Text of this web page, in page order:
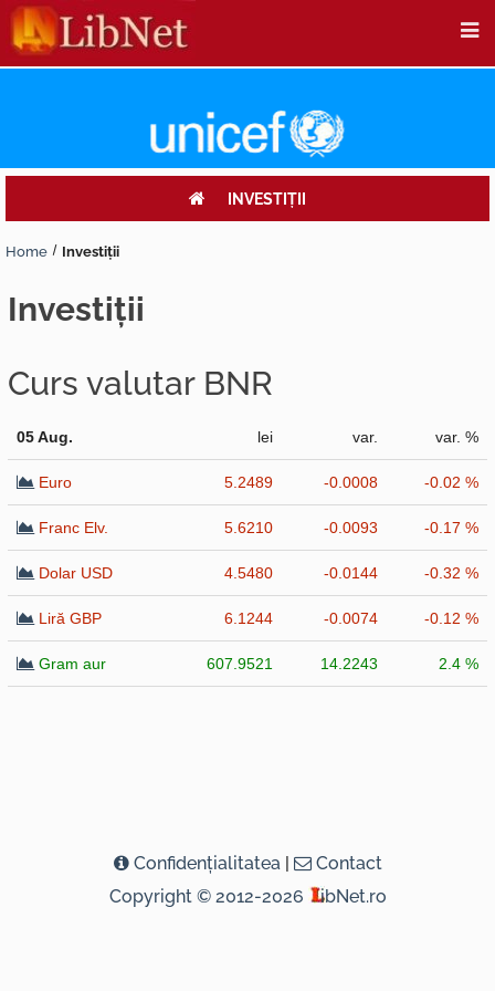
INVESTIŢII
Home Investiţii
investiţii
Curs valutar BNR
05 Aug. lei var. var. %
Euro 5.2489 -0.0008 -0.02 %
Franc Elv. 5.6210 -0.0093 -0.17 %
Dolar USD 4.5480 -0.0144 -0.32 %
Liră GBP 6.1244 -0.0074 -0.12 %
Gram aur 607.9521 14.2243 2.4 %
Confidenţialitatea |
Contact
Copyright © 2012-2026
ibNet.ro